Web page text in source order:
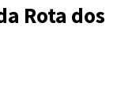
Rota dos